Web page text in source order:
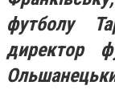
футболу
директор